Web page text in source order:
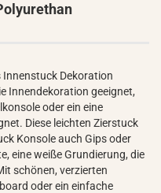
Innenstuck Dekoration
Innendekoration geeignet,
oder ein eine
Diese leichten Zierstuck
Konsole auch Gips oder
eine weiße Grundierung, die
schönen, verzierten
oder ein einfache